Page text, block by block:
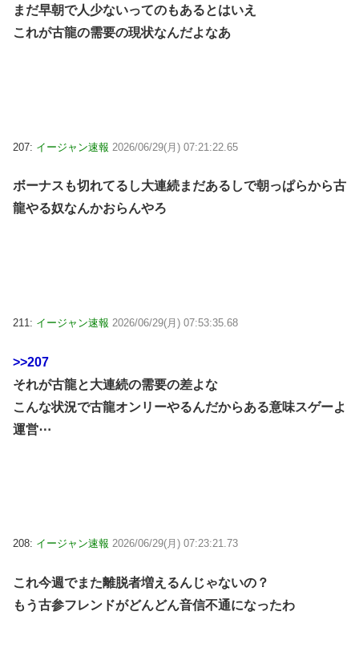
まだ早朝で人少ないってのもあるとはいえ
これが古龍の需要の現状なんだよなあ
207: イージャン速報 2026/06/29(月) 07:21:22.65
ボーナスも切れてるし大連続まだあるしで朝っぱらから古
龍やる奴なんかおらんやろ
211: イージャン速報 2026/06/29(月) 07:53:35.68
>>207
それが古龍と大連続の需要の差よな
こんな状況で古龍オンリーやるんだからある意味スゲーよ
運営⋯
208: イージャン速報 2026/06/29(月) 07:23:21.73
これ今週でまた離脱者増えるんじゃないの？
もう古参フレンドがどんどん音信不通になったわ